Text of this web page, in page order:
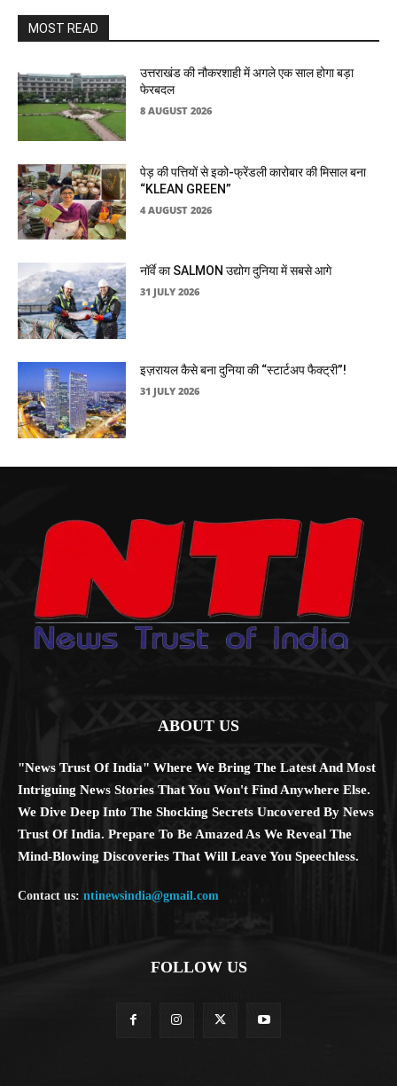
MOST READ
उत्तराखंड की नौकरशाही में अगले एक साल होगा बड़ा
फेरबदल
8 AUGUST 2026
पेड़ की पत्तियों से इको-फ्रेंडली कारोबार की मिसाल बना
“KLEAN GREEN”
4 AUGUST 2026
नॉर्वे का SALMON उद्योग दुनिया में सबसे आगे
31 JULY 2026
इज़रायल कैसे बना दुनिया की “स्टार्टअप फैक्ट्री”!
31 JULY 2026
ABOUT US
"News Trust Of India" Where We Bring The Latest And Most
Intriguing News Stories That You Won't Find Anywhere Else.
We Dive Deep Into The Shocking Secrets Uncovered By News
Trust Of India. Prepare To Be Amazed As We Reveal The
Mind-Blowing Discoveries That Will Leave You Speechless.
Contact us: ntinewsindia@gmail.com
FOLLOW US